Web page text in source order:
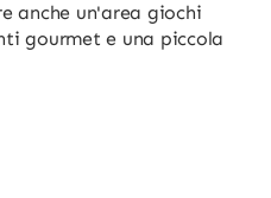
anche un'area giochi
gourmet e una piccola